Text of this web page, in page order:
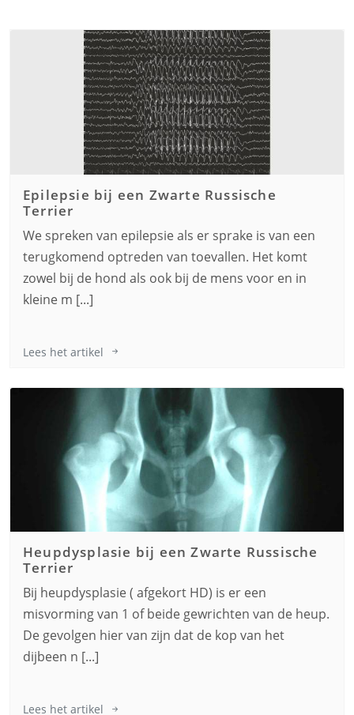
Epilepsie bij een Zwarte Russische
Terrier
We spreken van epilepsie als er sprake is van een
terugkomend optreden van toevallen. Het komt
zowel bij de hond als ook bij de mens voor en in
kleine m [...]
Lees het artikel
Heupdysplasie bij eenZwarte Russische
Terrier
Bij heupdysplasie ( afgekort HD) is er een
misvorming van 1 of beide gewrichten van de heup.
De gevolgen hier van zijn dat de kop van het
dijbeen n [...]
Lees het artikel